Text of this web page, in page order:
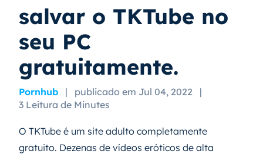
salvar o TKTube no
seu PC
gratuitamente.
Pornhub | publicado em Jul 04, 2022
|
3 Leitura de Minutes
O TKTube é um site adulto completamente
gratuito. Dezenas de vídeos eróticos de alta